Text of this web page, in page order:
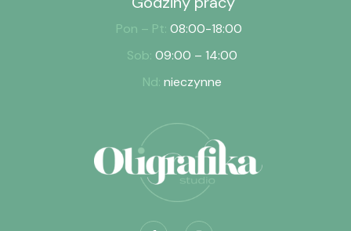
Pon – Pt: 08:00-18:00
Sob: 09:00 – 14:00
Nd: nieczynne